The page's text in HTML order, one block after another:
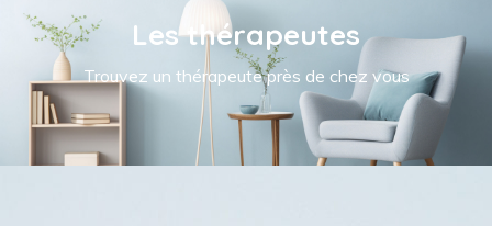
Les thérapeutes
Trouvez un thérapeute près de chez vous